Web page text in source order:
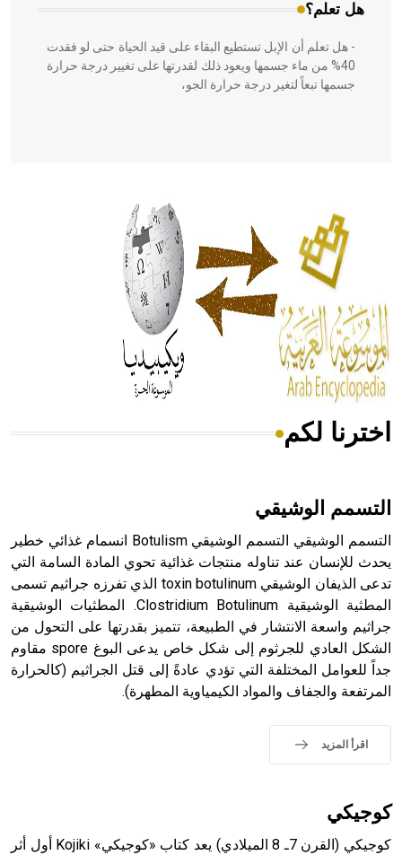
هل تعلم؟
- هل تعلم أن الإبل تستطيع البقاء على قيد الحياة حتى لو فقدت
40% من ماء جسمها ويعود ذلك لقدرتها على تغيير درجة حرارة
جسمها تبعاً لتغير درجة حرارة الجو،
الحكم، الأدلة، تنظيم التغذية، ورسالته في جروح الرأس. ويعود
له الفضل بأنه حرر الطب من الدين والفلسفة.
- هل تعلم أن المرجان إفراز حيواني يتكون في البحر ويتركب
من مادة كربونات الكلسيوم، وهو أحمر أو شديد الحمرة وهو
أجود أنواعه، ويمتاز بكبر الحجم ويسمى الش
هل تعلم أن الأبسيد كلمة فرنسية اللفظ تم اعتمادها مصطلحاً
- هل تعلم أن أبجر Abgar اسم معروف جيداً يعود إلى عدد من
الملوك الذين حكموا مدينة إديسا (الرها) من أبجر الأول وحتى
التاسع، وهم ينتسبون إلى أسرة أوسروين
sign تكتب منفصلة غير متصلة، وتعتمد المبدأ الأكوروفوني،
اخترنا لكم
التسمم الوشيقي
التسمم الوشيقي التسمم الوشيقي Botulism انسمام غذائي خطير
يحدث للإنسان عند تناوله منتجات غذائية تحوي المادة السامة التي
تدعى الذيفان الوشيقي toxin botulinum الذي تفرزه جراثيم تسمى
المطثية الوشيقية Clostridium Botulinum. المطثيات الوشيقية
جراثيم واسعة الانتشار في الطبيعة، تتميز بقدرتها على التحول من
الشكل العادي للجرثوم إلى شكل خاص يدعى البوغ spore مقاوم
جداً للعوامل المختلفة التي تؤدي عادةً إلى قتل الجراثيم (كالحرارة
المرتفعة والجفاف والمواد الكيمياوية المطهرة).
اقرأ المزيد
كوجيكي
كوجيكي (القرن 7ـ 8 الميلادي) يعد كتاب «كوجيكي» Kojiki أول أثر